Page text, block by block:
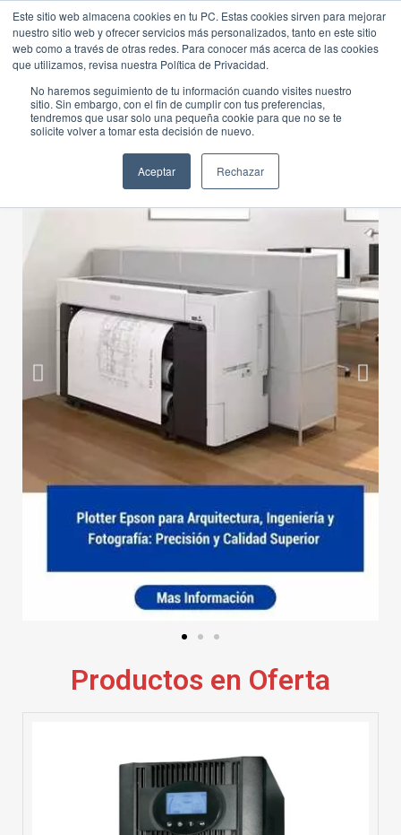
Este sitio web almacena cookies en tu PC. Estas cookies sirven para mejorar
nuestro sitio web y ofrecer servicios más personalizados, tanto en este sitio
web como a través de otras redes. Para conocer más acerca de las cookies
que utilizamos, revisa nuestra Política de Privacidad.
No haremos seguimiento de tu información cuando visites nuestro
sitio. Sin embargo, con el fin de cumplir con tus preferencias,
tendremos que usar solo una pequeña cookie para que no se te
solicite volver a tomar esta decisión de nuevo.
Aceptar Rechazar
Productos en Oferta